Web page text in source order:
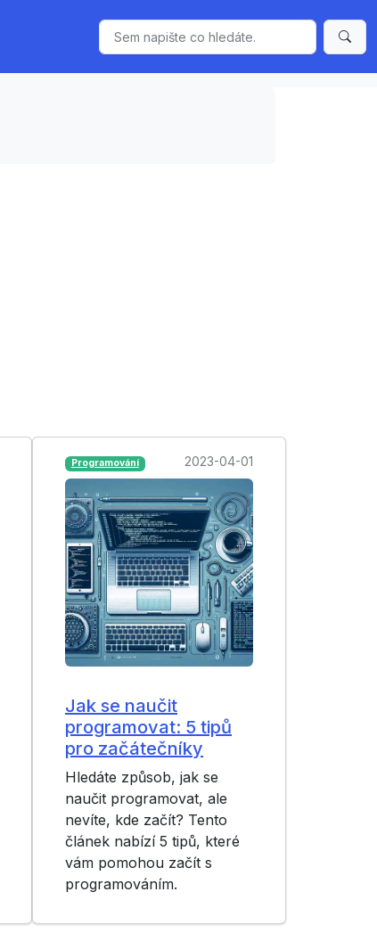
Programování 2023-04-01
Jak se naučit
programovat: 5 tipů
pro začátečníky
Hledáte způsob, jak se
naučit programovat, ale
nevíte, kde začít? Tento
článek nabízí 5 tipů, které
vám pomohou začít s
programováním.